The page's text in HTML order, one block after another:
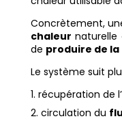
Concrètement,
chaleur naturelle
de produire de
Le système suit
récupération de
circulation du